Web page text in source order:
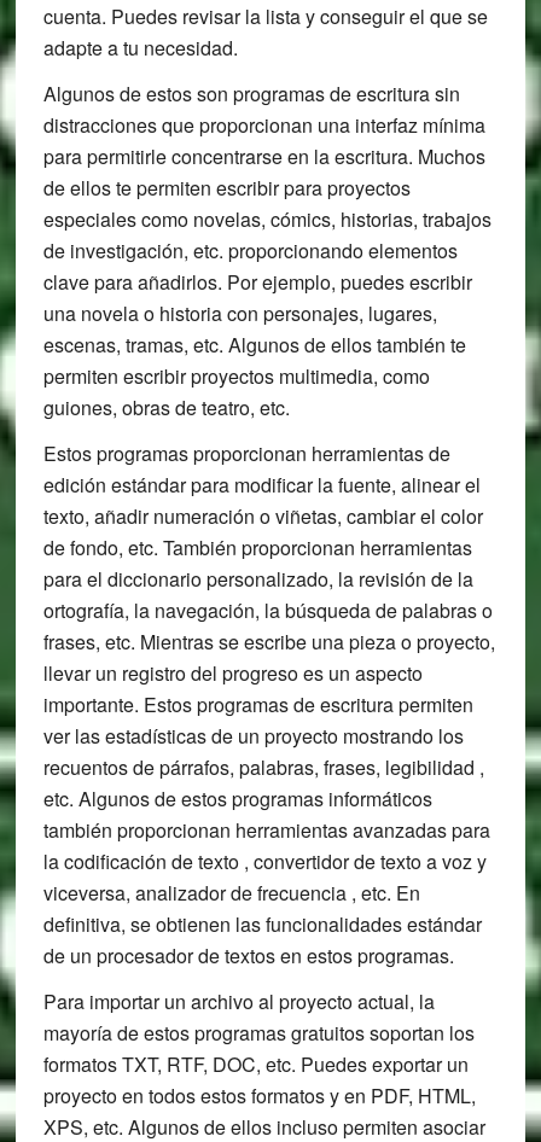
cuenta. Puedes revisar la lista y conseguir el que se
adapte a tu necesidad.
Algunos de estos son programas de escritura sin
distracciones que proporcionan una interfaz mínima
para permitirle concentrarse en la escritura. Muchos
de ellos te permiten escribir para proyectos
especiales como novelas, cómics, historias, trabajos
de investigación, etc. proporcionando elementos
clave para añadirlos. Por ejemplo, puedes escribir
una novela o historia con personajes, lugares,
escenas, tramas, etc. Algunos de ellos también te
permiten escribir proyectos multimedia, como
guiones, obras de teatro, etc.
Estos programas proporcionan herramientas de
edición estándar para modificar la fuente, alinear el
texto, añadir numeración o viñetas, cambiar el color
de fondo, etc. También proporcionan herramientas
para el diccionario personalizado, la revisión de la
ortografía, la navegación, la búsqueda de palabras o
frases, etc. Mientras se escribe una pieza o proyecto,
llevar un registro del progreso es un aspecto
importante. Estos programas de escritura permiten
ver las estadísticas de un proyecto mostrando los
recuentos de párrafos, palabras, frases, legibilidad ,
etc. Algunos de estos programas informáticos
también proporcionan herramientas avanzadas para
la codificación de texto , convertidor de texto a voz y
viceversa, analizador de frecuencia , etc. En
definitiva, se obtienen las funcionalidades estándar
de un procesador de textos en estos programas.
Para importar un archivo al proyecto actual, la
mayoría de estos programas gratuitos soportan los
formatos TXT, RTF, DOC, etc. Puedes exportar un
proyecto en todos estos formatos y en PDF, HTML,
XPS, etc. Algunos de ellos incluso permiten asociar